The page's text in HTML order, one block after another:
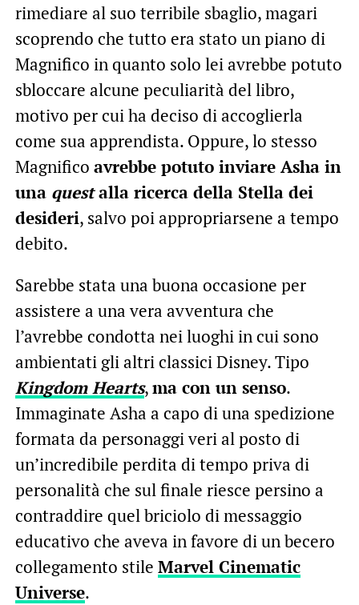
rimediare al suo terribile sbaglio, magari
scoprendo che tutto era stato un piano di
Magnifico in quanto solo lei avrebbe potuto
sbloccare alcune peculiarità del libro,
motivo per cui ha deciso di accoglierla
come sua apprendista. Oppure, lo stesso
Magnifico avrebbe potuto inviare Asha in
una questalla ricerca della Stella dei
desideri, salvo poi appropriarsene a tempo
debito.
Sarebbe stata una buona occasione per
assistere a una vera avventura che
l’avrebbe condotta nei luoghi in cui sono
ambientati gli altri classici Disney. Tipo
Kingdom Hearts,ma con un senso.
Immaginate Asha a capo di una spedizione
formata da personaggi veri al posto di
un’incredibile perdita di tempo priva di
personalità che sul finale riesce persino a
contraddire quel briciolo di messaggio
educativo che aveva in favore di un becero
collegamento stile Marvel Cinematic
Universe.